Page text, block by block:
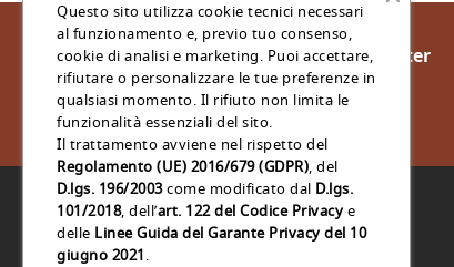
Iscriviti Alla Nostra Newsletter
CapsuleShop.it
Questo sito utilizza cookie tecnici necessari
al funzionamento e, previo tuo consenso,
cookie di analisi e marketing. Puoi accettare,
rifiutare o personalizzare le tue preferenze in
qualsiasi momento. Il rifiuto non limita le
funzionalità essenziali del sito.
Il trattamento avviene nel rispetto del
Regolamento (UE) 2016/679 (GDPR), del
D.lgs. 196/2003come modificato dal D.lgs.
101/2018, dell’art. 122 del Codice Privacye
delle Linee Guida del Garante Privacy del 10
giugno 2021.